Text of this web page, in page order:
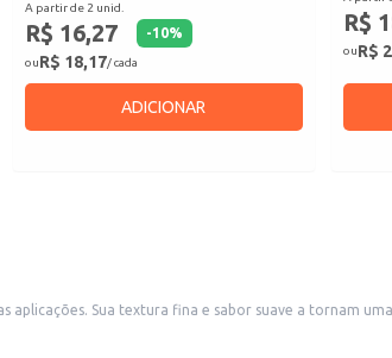
A partir de 2 unid.
R$ 16,27 -10%
ouR$ 18,17/ cada
ADICIONAR
R$
ouR$
Sua textura fina e sabor suave a tornam